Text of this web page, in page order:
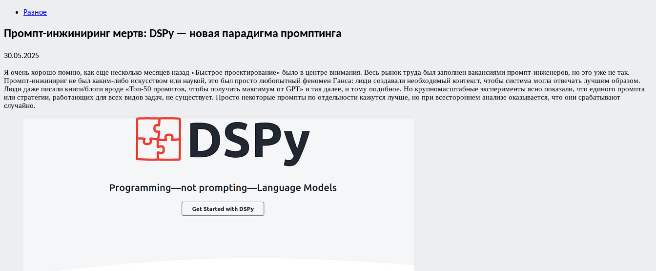
Разное
Промпт-инжиниринг мертв: DSPy — новая парадигма промптинга
30.05.2025
Я очень хорошо помню, как еще несколько месяцев назад «Быстрое проектирование» было в центре внимания. Весь рынок труда был заполнен вакансиями промпт-инженеров, но это уже не так.
Промпт-инжинириг не был каким-либо искусством или наукой, это был просто любопытный феномен Ганса: люди создавали необходимый контекст, чтобы система могла отвечать лучшим образом.
Люди даже писали книги/блоги вроде «Топ-50 промптов, чтобы получить максимум от GPT» и так далее, и тому подобное. Но крупномасштабные эксперименты ясно показали, что единого промпта
или стратегии, работающих для всех видов задач, не существует. Просто некоторые промпты по отдельности кажутся лучше, но при всестороннем анализе оказывается, что они срабатывают
случайно.